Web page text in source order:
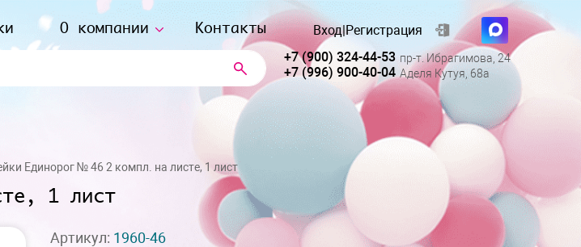
О компании Контакты Вход|Регистрация
+7 (900) 324-44-53 пр-т. Ибрагимова, 24
+7 (996) 900-40-04 Аделя Кутуя, 68а
Единорог № 46 2 компл. на листе, 1 лист
1 лист
Артикул: 1960-46